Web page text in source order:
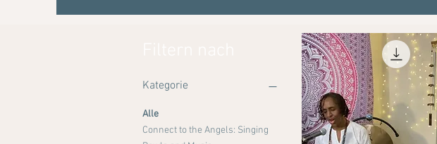
Kategorie
Alle
Connect to the Angels: Singing